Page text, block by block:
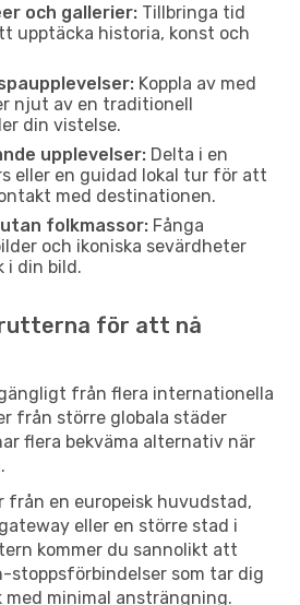
och gallerier: Tillbringa tid
upptäcka historia, konst och
Koppla av med
njut av en traditionell
din vistelse.
upplevelser: Delta i en
eller en guidad lokal tur för att
med destinationen.
folkmassor: Fånga
och ikoniska sevärdheter
din bild.
för att nå
från flera internationella
från större globala städer
flera bekväma alternativ när
från en europeisk huvudstad,
eller en större stad i
kommer du sannolikt att
som tar dig
med minimal ansträngning.